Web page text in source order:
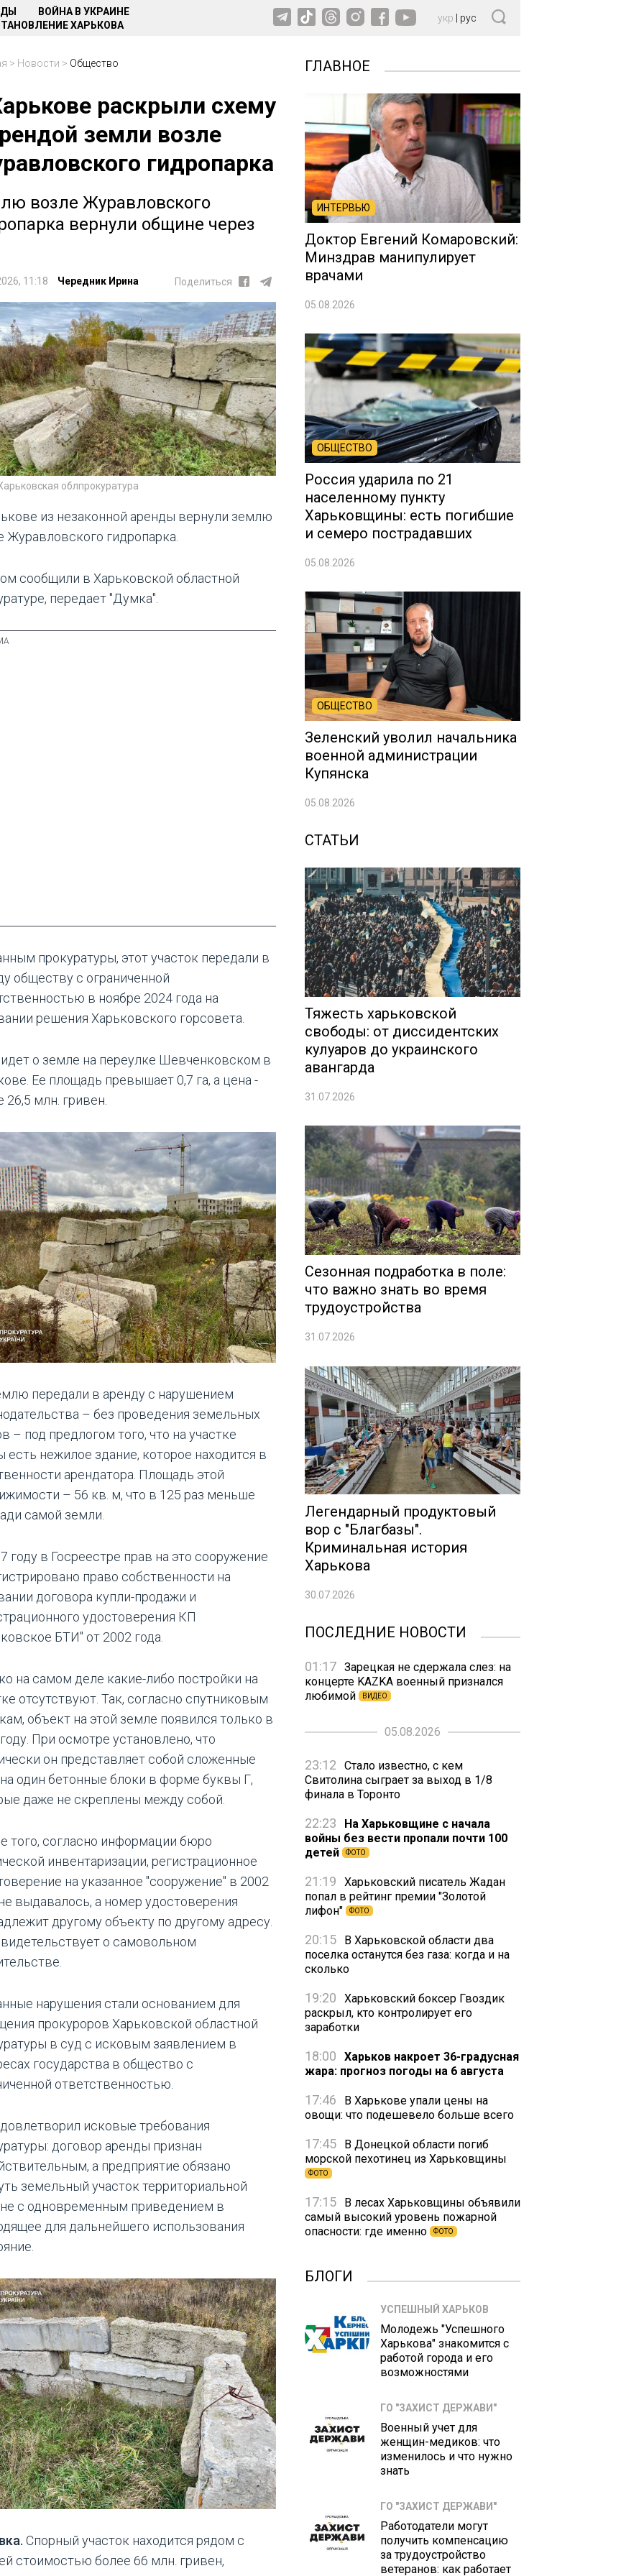
ВОЙНА В УКРАИНЕ
ХАРЬКОВА
укр рус
> Новости > Общество
раскрыли схему
земли возле
гидропарка
возле Журавловского
вернули общине через
11:18 Чередник Ирина Поделиться
облпрокуратура
из незаконной аренды вернули землю
Журавловского гидропарка.
сообщили в Харьковской областной
передает "Думка".
прокуратуры, этот участок передали в
обществу с ограниченной
в ноябре 2024 года на
решения Харьковского горсовета.
о земле на переулке Шевченковском в
Ее площадь превышает 0,7 га, а цена -
26,5 млн. гривен.
передали в аренду с нарушением
– без проведения земельных
– под предлогом того, что на участке
есть нежилое здание, которое находится в
арендатора. Площадь этой
– 56 кв. м, что в 125 раз меньше
самой земли.
году в Госреестре прав на это сооружение
право собственности на
договора купли-продажи и
удостоверения КП
БТИ" от 2002 года.
на самом деле какие-либо постройки на
отсутствуют. Так, согласно спутниковым
объект на этой земле появился только в
При осмотре установлено, что
он представляет собой сложенные
один бетонные блоки в форме буквы Г,
даже не скреплены между собой.
того, согласно информации бюро
инвентаризации, регистрационное
на указанное "сооружение" в 2002
выдавалось, а номер удостоверения
другому объекту по другому адресу.
о самовольном
нарушения стали основанием для
прокуроров Харьковской областной
в суд с исковым заявлением в
государства в общество с
ответственностью.
исковые требования
договор аренды признан
а предприятие обязано
земельный участок территориальной
с одновременным приведением в
для дальнейшего использования
Спорный участок находится рядом с
стоимостью более 66 млн. гривен,
ГЛАВНОЕ
ИНТЕРВЬЮ
Доктор Евгений Комаровский:
Минздрав манипулирует
врачами
05.08.2026
ОБЩЕСТВО
Россия ударила по 21
населенному пункту
Харьковщины: есть погибшие
и семеро пострадавших
05.08.2026
ОБЩЕСТВО
Зеленский уволил начальника
военной администрации
Купянска
05.08.2026
СТАТЬИ
Тяжесть харьковской
свободы: от диссидентских
кулуаров до украинского
авангарда
31.07.2026
Сезонная подработка в поле:
что важно знать во время
трудоустройства
31.07.2026
Легендарный продуктовый
вор с "Благбазы".
Криминальная история
Харькова
30.07.2026
ПОСЛЕДНИЕ НОВОСТИ
01:17 Зарецкая не сдержала слез: на
концерте KAZKA военный признался
любимой
ВИДЕО
05.08.2026
23:12
Стало известно, с кем
Свитолина сыграет за выход в 1/8
финала в Торонто
22:23
На Харьковщине с начала
войны без вести пропали почти 100
детей
ФОТО
21:19
Харьковский писатель Жадан
попал в рейтинг премии "Золотой
лифон"
ФОТО
20:15
В Харьковской области два
поселка останутся без газа: когда и на
сколько
19:20
Харьковский боксер Гвоздик
раскрыл, кто контролирует его
заработки
18:00
Харьков накроет 36-градусная
жара: прогноз погоды на 6 августа
17:46
В Харькове упали цены на
овощи: что подешевело больше всего
17:45
В Донецкой области погиб
морской пехотинец из Харьковщины
ФОТО
17:15
В лесах Харьковщины объявили
самый высокий уровень пожарной
опасности: где именно
ФОТО
БЛОГИ
УСПЕШНЫЙ ХАРЬКОВ
Молодежь "Успешного
Харькова" знакомится с
работой города и его
возможностями
ГО "ЗАХИСТ ДЕРЖАВИ"
Военный учет для
женщин-медиков: что
изменилось и что нужно
знать
ГО "ЗАХИСТ ДЕРЖАВИ"
Работодатели могут
получить компенсацию
за трудоустройство
ветеранов: как работает